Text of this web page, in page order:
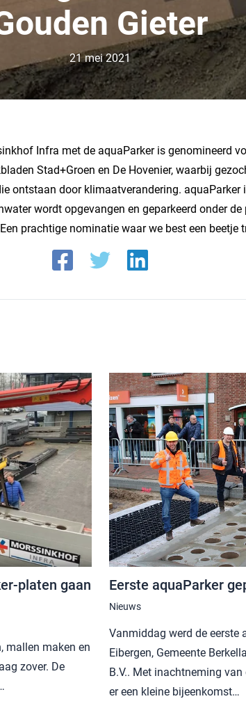
Gieter
21 mei 2021
Infra met de aquaParker is genomineerd
Stad+Groen en De Hovenier, waarbij
ontstaan door klimaatverandering. aquaParker
wordt opgevangen en geparkeerd onder
prachtige nominatie waar we best een beetje
platen gaan
mallen maken en
zover. De
Eerste aquaParker
Nieuws
Vanmiddag werd de eerste
Eibergen, Gemeente
B.V.. Met inachtneming
er een kleine bijeenkomst…